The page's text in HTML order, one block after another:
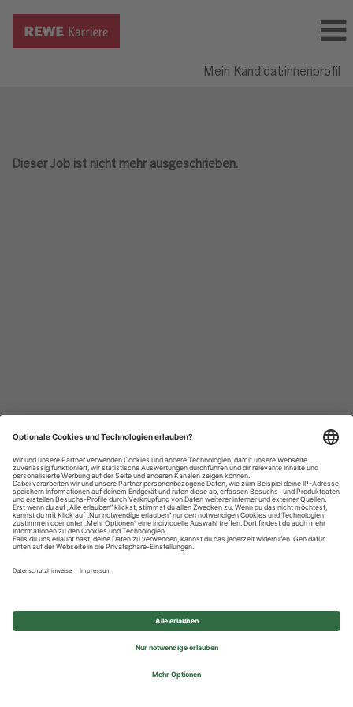
Mein Kandidat:innenprofil
Dieser Job ist nicht mehr ausgeschrieben.
Datenschutzhinweise
Impressum
Privatsphäre-Einstellungen
© 2026 REWE Group - All rights reserved